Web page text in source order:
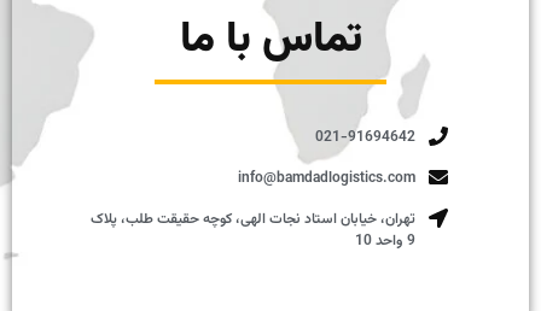
تماس با ما
021-91694642
info@bamdadlogistics.com
تهران، خیابان استاد نجات الهی، کوچه حقیقت طلب، پلاک
9 واحد 10